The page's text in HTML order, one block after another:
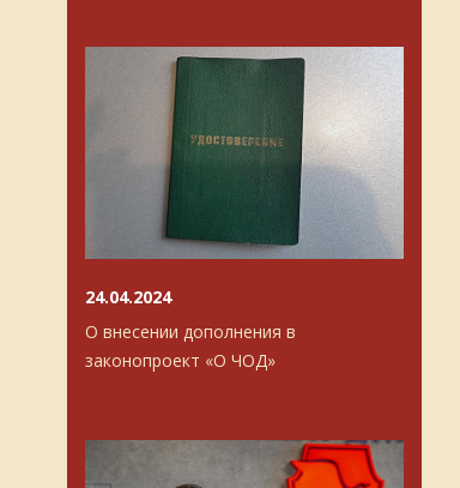
О внесении дополнения в
законопроект «О ЧОД»
24.04.2024